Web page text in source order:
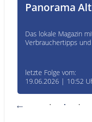
Panorama
Das lokale Magazin
Verbrauchertipps
letzte Folge vom:
19.06.2026 | 10:52